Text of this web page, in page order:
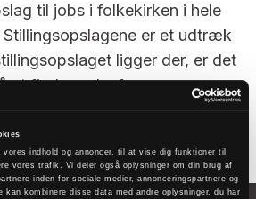
indhold og annoncer, til at vise dig funktioner til
vores trafik. Vi deler også oplysninger om din brug af
inden for sociale medier, annonceringspartnere og
kan kombinere disse data med andre oplysninger, du har
til jobs i folkekirken i hele
Stillingsopslagene er et udtræk
ligger der, er det
at finde nedenfor.